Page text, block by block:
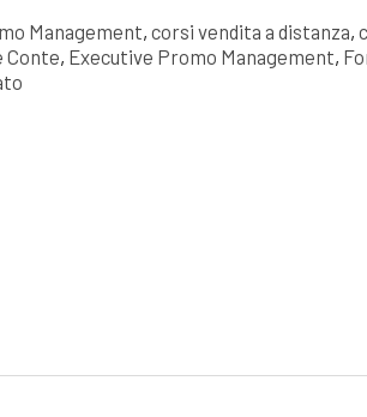
Management, corsi vendita a distanza,
Conte, Executive Promo Management,